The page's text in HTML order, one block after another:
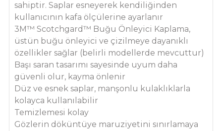
sahiptir. Saplar esneyerek kendiliğinden
kullanıcının kafa ölçülerine ayarlanır
3M™ Scotchgard™ Buğu Önleyici Kaplama,
üstün buğu önleyici ve çizilmeye dayanıklı
özellikler sağlar (belirli modellerde mevcuttur)
Başı saran tasarımı sayesinde uyum daha
güvenli olur, kayma önlenir
Düz ve esnek saplar, manşonlu kulaklıklarla
kolayca kullanılabilir
Temizlemesi kolay
Gözlerin döküntüye maruziyetini sınırlamaya